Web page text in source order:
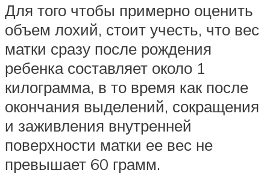
Для того чтобы примерно оценить
объем лохий, стоит учесть, что вес
матки сразу после рождения
ребенка составляет около 1
килограмма, в то время как после
окончания выделений, сокращения
и заживления внутренней
поверхности матки ее вес не
превышает 60 грамм.